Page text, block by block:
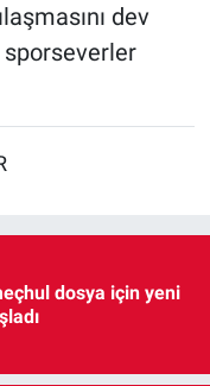
dev
dosya için yeni